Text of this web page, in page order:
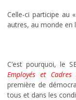
Celle-ci participe au
autres, au monde en
C’est pourquoi, le
Employés et Cadres
première de
tous et dans les